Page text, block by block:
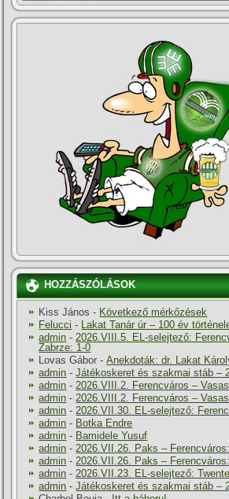
HOZZÁSZÓLÁSOK
Kiss János - Következő mérkőzések
Felucci - Lakat Tanár úr – 100 év
admin -2026.VIII.5. EL-selejtező:
Zabrze: 1-0
Lovas Gábor -Anekdoták: dr. Lakat
admin -Játékoskeret és szakmai stáb –
admin -2026.VIII.2. Ferencváros –
admin -2026.VIII.2. Ferencváros –
admin -2026.VII.30. EL-selejtező:
admin - Botka Endre
admin - Bamidele Yusuf
admin -2026.VII.26. Paks –
admin -2026.VII.26. Paks –
admin -2026.VII.23. EL-selejtező:
admin -Játékoskeret és szakmai stáb –